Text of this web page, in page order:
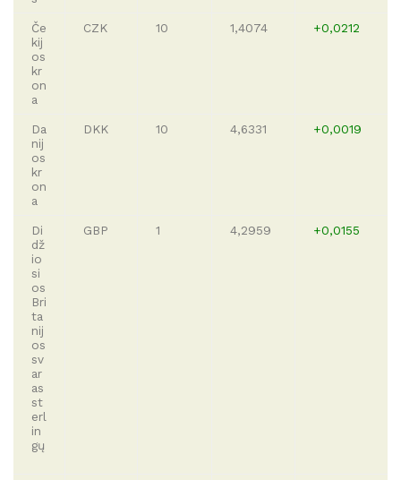
Če
kij
os
kr
on
a
CZK 10 1,4074 +0,0212
Da
nij
os
kr
on
a
DKK 10 4,6331 +0,0019
Di
dž
io
si
os
Bri
ta
nij
os
sv
ar
as
st
erl
in
gų
GBP 1 4,2959 +0,0155